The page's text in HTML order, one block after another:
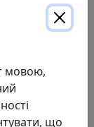
охорони
підтримки
підхід
до дому та
мовою,
що